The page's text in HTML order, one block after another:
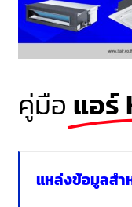
คู่มือ แอร์
แหล่งข้อมูลสำ